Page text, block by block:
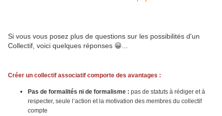
Si vous vous posez plus de questions sur les possibilités d'un
Collectif, voici quelques réponses 😀...
Créer un collectif associatif comporte des avantages :
Pas de formalités ni de formalisme : pas de statuts à rédiger et à
respecter, seule l’action et la motivation des membres du collectif
compte